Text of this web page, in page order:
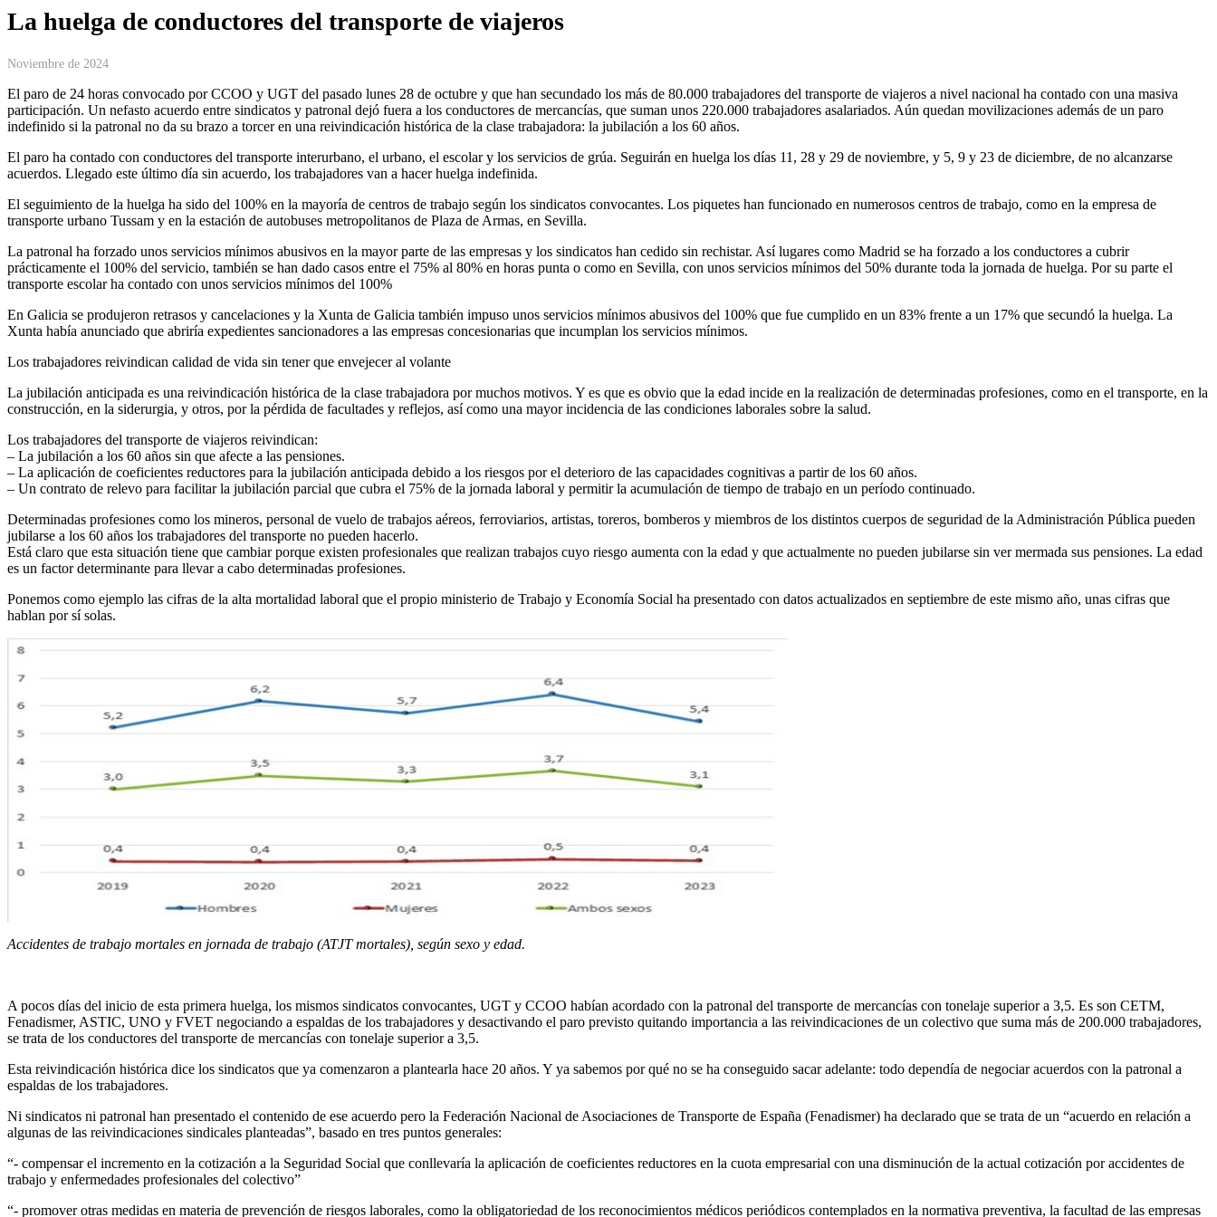
La huelga de conductores del transporte de viajeros
Noviembre de 2024
El paro de 24 horas convocado por CCOO y UGT del pasado lunes 28 de octubre y que han secundado los más de 80.000 trabajadores del transporte de viajeros a nivel nacional ha contado con una masiva
participación. Un nefasto acuerdo entre sindicatos y patronal dejó fuera a los conductores de mercancías, que suman unos 220.000 trabajadores asalariados. Aún quedan movilizaciones además de un paro
indefinido si la patronal no da su brazo a torcer en una reivindicación histórica de la clase trabajadora: la jubilación a los 60 años.
El paro ha contado con conductores del transporte interurbano, el urbano, el escolar y los servicios de grúa. Seguirán en huelga los días 11, 28 y 29 de noviembre, y 5, 9 y 23 de diciembre, de no alcanzarse
acuerdos. Llegado este último día sin acuerdo, los trabajadores van a hacer huelga indefinida.
El seguimiento de la huelga ha sido del 100% en la mayoría de centros de trabajo según los sindicatos convocantes. Los piquetes han funcionado en numerosos centros de trabajo, como en la empresa de
transporte urbano Tussam y en la estación de autobuses metropolitanos de Plaza de Armas, en Sevilla.
La patronal ha forzado unos servicios mínimos abusivos en la mayor parte de las empresas y los sindicatos han cedido sin rechistar. Así lugares como Madrid se ha forzado a los conductores a cubrir
prácticamente el 100% del servicio, también se han dado casos entre el 75% al 80% en horas punta o como en Sevilla, con unos servicios mínimos del 50% durante toda la jornada de huelga. Por su parte el
transporte escolar ha contado con unos servicios mínimos del 100%
En Galicia se produjeron retrasos y cancelaciones y la Xunta de Galicia también impuso unos servicios mínimos abusivos del 100% que fue cumplido en un 83% frente a un 17% que secundó la huelga. La
Xunta había anunciado que abriría expedientes sancionadores a las empresas concesionarias que incumplan los servicios mínimos.
Los trabajadores reivindican calidad de vida sin tener que envejecer al volante
La jubilación anticipada es una reivindicación histórica de la clase trabajadora por muchos motivos. Y es que es obvio que la edad incide en la realización de determinadas profesiones, como en el transporte, en la
construcción, en la siderurgia, y otros, por la pérdida de facultades y reflejos, así como una mayor incidencia de las condiciones laborales sobre la salud.
Los trabajadores del transporte de viajeros reivindican:
– La jubilación a los 60 años sin que afecte a las pensiones.
– La aplicación de coeficientes reductores para la jubilación anticipada debido a los riesgos por el deterioro de las capacidades cognitivas a partir de los 60 años.
– Un contrato de relevo para facilitar la jubilación parcial que cubra el 75% de la jornada laboral y permitir la acumulación de tiempo de trabajo en un período continuado.
Determinadas profesiones como los mineros, personal de vuelo de trabajos aéreos, ferroviarios, artistas, toreros, bomberos y miembros de los distintos cuerpos de seguridad de la Administración Pública pueden
jubilarse a los 60 años los trabajadores del transporte no pueden hacerlo.
Está claro que esta situación tiene que cambiar porque existen profesionales que realizan trabajos cuyo riesgo aumenta con la edad y que actualmente no pueden jubilarse sin ver mermada sus pensiones. La edad
es un factor determinante para llevar a cabo determinadas profesiones.
Ponemos como ejemplo las cifras de la alta mortalidad laboral que el propio ministerio de Trabajo y Economía Social ha presentado con datos actualizados en septiembre de este mismo año, unas cifras que
hablan por sí solas.
Accidentes de trabajo mortales en jornada de trabajo (ATJT mortales), según sexo y edad.
A pocos días del inicio de esta primera huelga, los mismos sindicatos convocantes, UGT y CCOO habían acordado con la patronal del transporte de mercancías con tonelaje superior a 3,5. Es son CETM,
Fenadismer, ASTIC, UNO y FVET negociando a espaldas de los trabajadores y desactivando el paro previsto quitando importancia a las reivindicaciones de un colectivo que suma más de 200.000 trabajadores,
se trata de los conductores del transporte de mercancías con tonelaje superior a 3,5.
Esta reivindicación histórica dice los sindicatos que ya comenzaron a plantearla hace 20 años. Y ya sabemos por qué no se ha conseguido sacar adelante: todo dependía de negociar acuerdos con la patronal a
espaldas de los trabajadores.
Ni sindicatos ni patronal han presentado el contenido de ese acuerdo pero la Federación Nacional de Asociaciones de Transporte de España (Fenadismer) ha declarado que se trata de un “acuerdo en relación a
algunas de las reivindicaciones sindicales planteadas”, basado en tres puntos generales:
“- compensar el incremento en la cotización a la Seguridad Social que conllevaría la aplicación de coeficientes reductores en la cuota empresarial con una disminución de la actual cotización por accidentes de
trabajo y enfermedades profesionales del colectivo”
“- promover otras medidas en materia de prevención de riesgos laborales, como la obligatoriedad de los reconocimientos médicos periódicos contemplados en la normativa preventiva, la facultad de las empresas